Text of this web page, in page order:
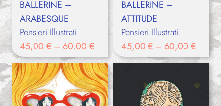
BALLERINE –
ARABESQUE
Pensieri Illustrati
45,00 € – 60,00 €
BALLERINE –
ATTITUDE
Pensieri Illustrati
45,00 € – 60,00 €